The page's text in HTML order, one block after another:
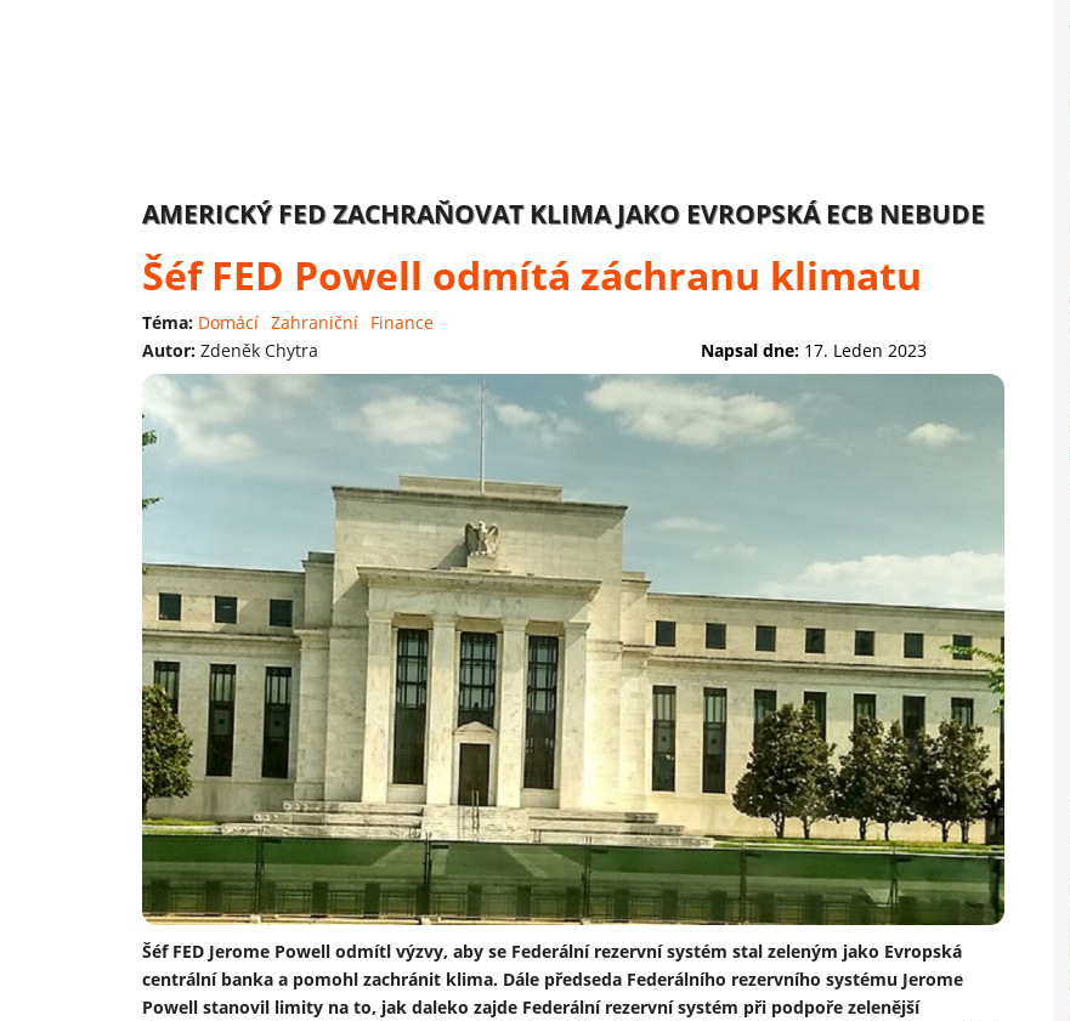
AMERICKÝ FED ZACHRAŇOVAT KLIMA JAKO EVROPSKÁ ECB NEBUDE
Šéf FED Powell odmítá záchranu klimatu
Téma: Domácí Zahraniční Finance
Autor: Zdeněk Chytra Napsal dne: 17. Leden 2023
Šéf FED Jerome Powell odmítl výzvy, aby se Federální rezervní systém stal zeleným jako Evropská
centrální banka a pomohl zachránit klima. Dále předseda Federálního rezervního systému Jerome
Powell stanovil limity na to, jak daleko zajde Federální rezervní systém při podpoře zelenější